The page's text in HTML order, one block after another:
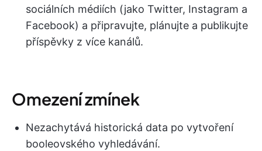
sociálních médiích (jako Twitter, Instagram a
Facebook) a připravujte, plánujte a publikujte
příspěvky z více kanálů.
Omezení zmínek
Nezachytává historická data po vytvoření
booleovského vyhledávání.